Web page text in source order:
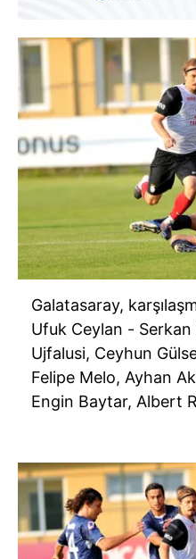
Galatasaray,
Ufuk Ceylan -
Ujfalusi, Ceyhun
Felipe Melo, Ayhan
Engin Baytar, Albert